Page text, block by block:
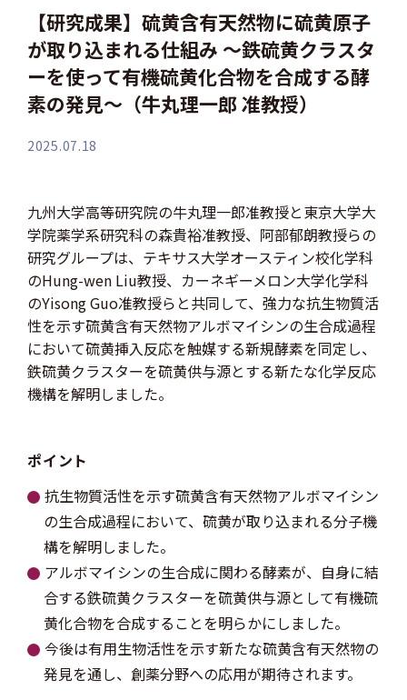
【研究成果】硫黄含有天然物に硫黄原子
が取り込まれる仕組み 〜鉄硫黄クラスタ
ーを使って有機硫黄化合物を合成する酵
素の発見〜（牛丸理一郎 准教授）
2025.07.18
九州大学高等研究院の牛丸理一郎准教授と東京大学大
学院薬学系研究科の森貴裕准教授、阿部郁朗教授らの
研究グループは、テキサス大学オースティン校化学科
のHung-wen Liu教授、カーネギーメロン大学化学科
のYisong Guo准教授らと共同して、強力な抗生物質活
性を示す硫黄含有天然物アルボマイシンの生合成過程
において硫黄挿入反応を触媒する新規酵素を同定し、
鉄硫黄クラスターを硫黄供与源とする新たな化学反応
機構を解明しました。
ポイント
抗生物質活性を示す硫黄含有天然物アルボマイシン
の生合成過程において、硫黄が取り込まれる分子機
構を解明しました。
アルボマイシンの生合成に関わる酵素が、自身に結
合する鉄硫黄クラスターを硫黄供与源として有機硫
黄化合物を合成することを明らかにしました。
今後は有用生物活性を示す新たな硫黄含有天然物の
発見を通し、創薬分野への応用が期待されます。